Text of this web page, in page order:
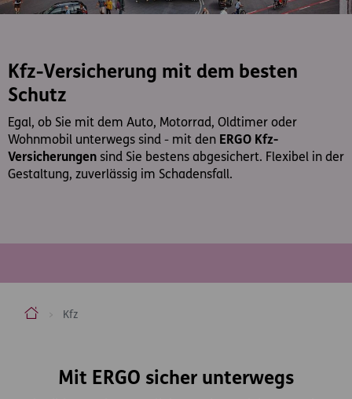
Kfz-Versicherung mit dem besten
Schutz
Egal, ob Sie mit dem Auto, Motorrad, Oldtimer oder
Wohnmobil unterwegs sind - mit den ERGO Kfz-
Versicherungen sind Sie bestens abgesichert. Flexibel in der
Gestaltung, zuverlässig im Schadensfall.
ERGO Versicherung Aktiengesellschaft
Kfz
Mit ERGO sicher unterwegs